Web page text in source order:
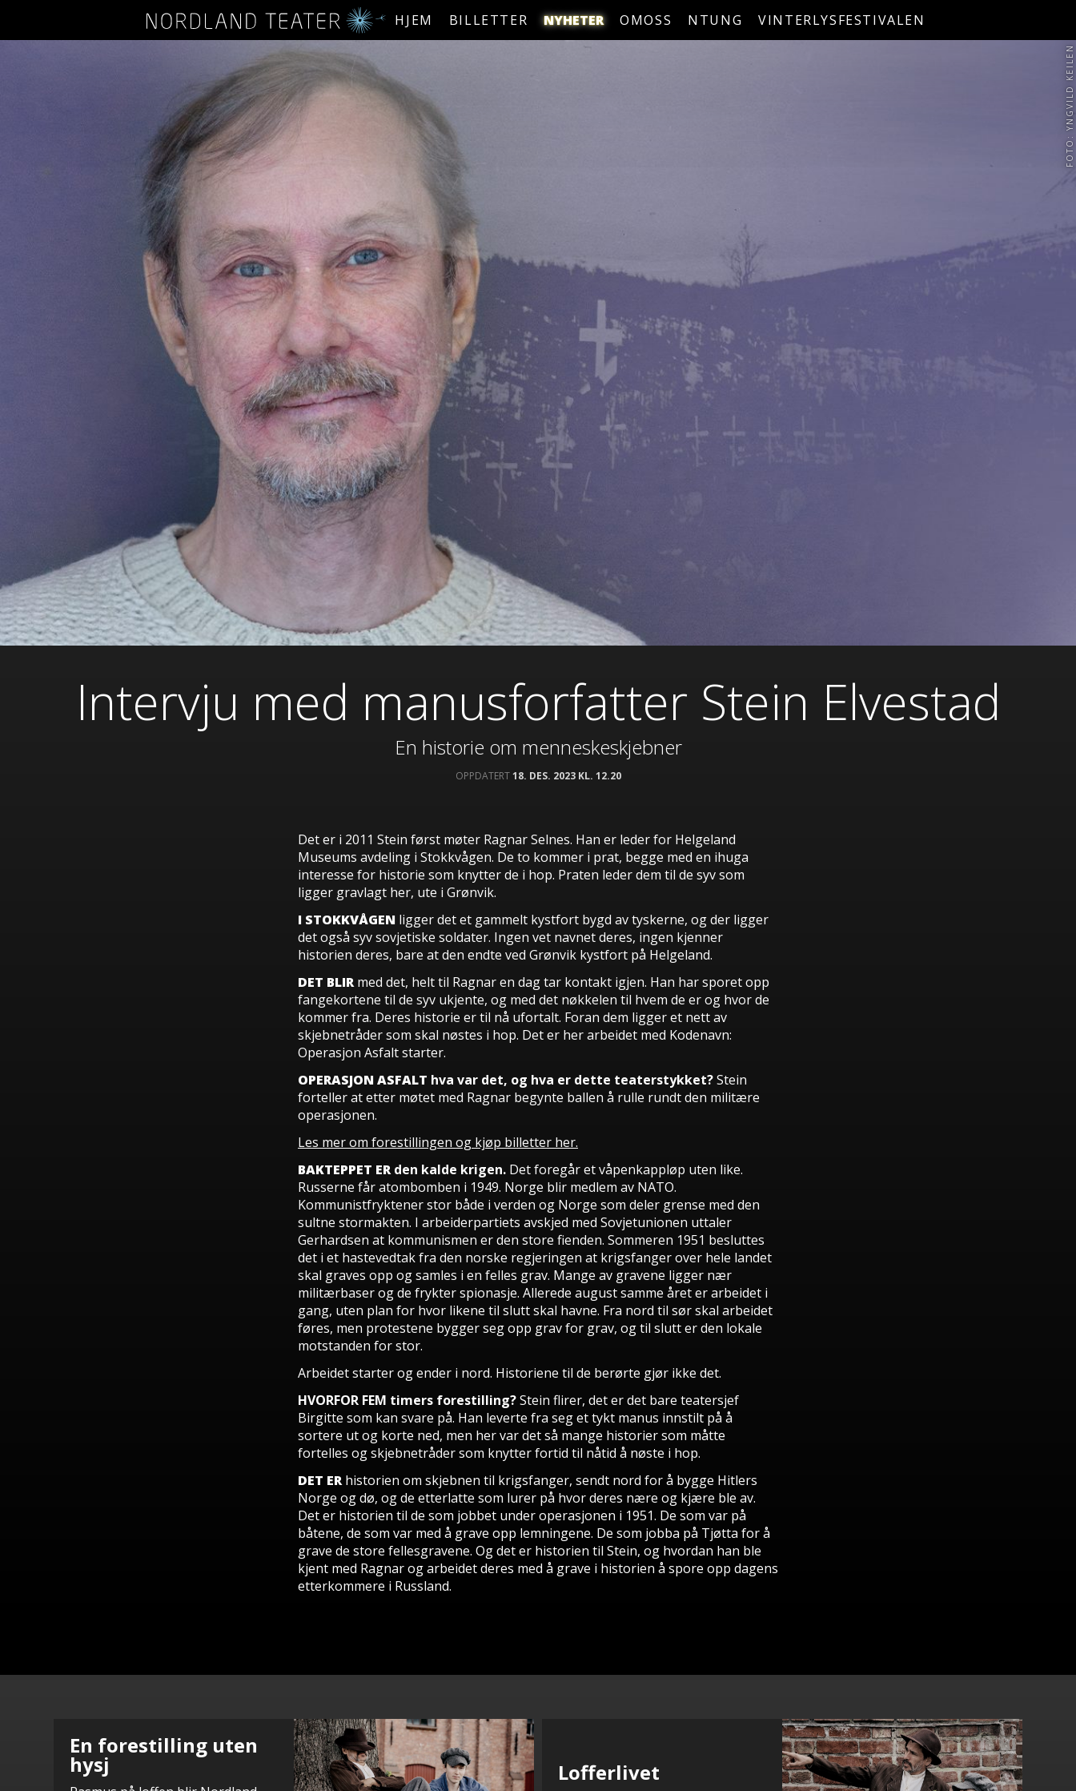
HJEM BILLETTER NYHETER OMOSS NTUNG VINTERLYSFESTIVALEN
FOTO: YNGVILD KEILEN
Intervju med manusforfatter Stein Elvestad
En historie om menneskeskjebner
OPPDATERT18. DES. 2023 KL. 12.20
Det er i 2011 Stein først møter Ragnar Selnes. Han er leder for Helgeland
Museums avdeling i Stokkvågen. De to kommer i prat, begge med en ihuga
interesse for historie som knytter de i hop. Praten leder dem til de syv som
ligger gravlagt her, ute i Grønvik.
I STOKKVÅGEN ligger det et gammelt kystfort bygd av tyskerne, og der ligger
det også syv sovjetiske soldater. Ingen vet navnet deres, ingen kjenner
historien deres, bare at den endte ved Grønvik kystfort på Helgeland.
DET BLIRmed det, helt til Ragnar en dag tar kontakt igjen. Han har sporet opp
fangekortene til de syv ukjente, og med det nøkkelen til hvem de er og hvor de
kommer fra. Deres historie er til nå ufortalt. Foran dem ligger et nett av
skjebnetråder som skal nøstes i hop. Det er her arbeidet med Kodenavn:
Operasjon Asfalt starter.
OPERASJON ASFALT hva var det, og hva er dette teaterstykket?Stein
forteller at etter møtet med Ragnar begynte ballen å rulle rundt den militære
operasjonen.
Les mer om forestillingen og kjøp billetter her.
BAKTEPPET ERden kalde krigen. Det foregår et våpenkappløp uten like.
Russerne får atombomben i 1949. Norge blir medlem av NATO.
Kommunistfryktener stor både i verden og Norge som deler grense med den
sultne stormakten. I arbeiderpartiets avskjed med Sovjetunionen uttaler
Gerhardsen at kommunismen er den store fienden. Sommeren 1951 besluttes
det i et hastevedtak fra den norske regjeringen at krigsfanger over hele landet
skal graves opp og samles i en felles grav. Mange av gravene ligger nær
militærbaser og de frykter spionasje. Allerede august samme året er arbeidet i
gang, uten plan for hvor likene til slutt skal havne. Fra nord til sør skal arbeidet
føres, men protestene bygger seg opp grav for grav, og til slutt er den lokale
motstanden for stor.
Arbeidet starter og ender i nord. Historiene til de berørte gjør ikke det.
HVORFOR FEM timers forestilling?Stein flirer, det er det bare teatersjef
Birgitte som kan svare på. Han leverte fra seg et tykt manus innstilt på å
sortere ut og korte ned, men her var det så mange historier som måtte
fortelles og skjebnetråder som knytter fortid til nåtid å nøste i hop.
DET ERhistorien om skjebnen til krigsfanger, sendt nord for å bygge Hitlers
Norge og dø, og de etterlatte som lurer på hvor deres nære og kjære ble av.
Det er historien til de som jobbet under operasjonen i 1951. De som var på
båtene, de som var med å grave opp lemningene. De som jobba på Tjøtta for å
grave de store fellesgravene. Og det er historien til Stein, og hvordan han ble
kjent med Ragnar og arbeidet deres med å grave i historien å spore opp dagens
etterkommere i Russland.
En forestilling uten
hysj Lofferlivet